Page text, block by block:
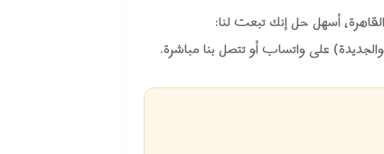
أسهل حل إنك تبعت لنا:
على واتساب أو تتصل بنا مباشرة.